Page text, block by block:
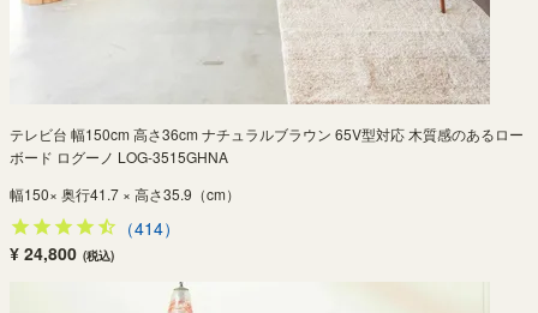
テレビ台 幅150cm 高さ36cm ナチュラルブラウン 65V型対応 木質感のあるロー
ボード ログーノ LOG-3515GHNA
幅150× 奥行41.7 × 高さ35.9（cm）
（414）
¥ 24,800 (税込)